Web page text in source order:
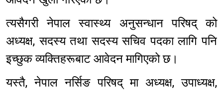
त्यसैगरी नेपाल स्वास्थ्य अनुसन्धान परिषद् को
अध्यक्ष, सदस्य तथा सदस्य सचिव पदका लागि पनि
इच्छुक व्यक्तिहरूबाट आवेदन मागिएको छ।
यस्तै, नेपाल नर्सिङ परिषद् मा अध्यक्ष, उपाध्यक्ष,